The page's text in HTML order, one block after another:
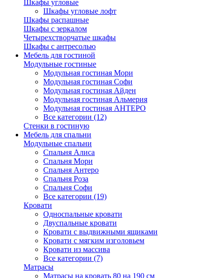
Шкафы угловые
Шкафы угловые лофт
Шкафы распашные
Шкафы с зеркалом
Четырехстворчатые шкафы
Шкафы с антресолью
Мебель для гостиной
Модульные гостиные
Модульная гостиная Мори
Модульная гостиная Софи
Модульная гостиная Айден
Модульная гостиная Альмерия
Модульная гостиная АНТЕРО
Все категории (12)
Стенки в гостиную
Мебель для спальни
Модульные спальни
Спальня Алиса
Спальня Мори
Спальня Антеро
Спальня Роза
Спальня Софи
Все категории (19)
Кровати
Односпальные кровати
Двуспальные кровати
Кровати с выдвижными ящиками
Кровати с мягким изголовьем
Кровати из массива
Все категории (7)
Матрасы
Матрасы на кровать 80 на 190 см